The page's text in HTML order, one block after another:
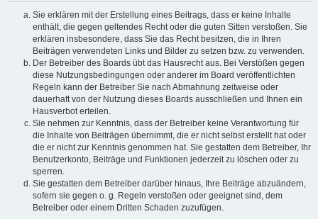
Sie erklären mit der Erstellung eines Beitrags, dass er keine Inhalte
enthält, die gegen geltendes Recht oder die guten Sitten verstoßen. Sie
erklären insbesondere, dass Sie das Recht besitzen, die in Ihren
Beiträgen verwendeten Links und Bilder zu setzen bzw. zu verwenden.
Der Betreiber des Boards übt das Hausrecht aus. Bei Verstößen gegen
diese Nutzungsbedingungen oder anderer im Board veröffentlichten
Regeln kann der Betreiber Sie nach Abmahnung zeitweise oder
dauerhaft von der Nutzung dieses Boards ausschließen und Ihnen ein
Hausverbot erteilen.
Sie nehmen zur Kenntnis, dass der Betreiber keine Verantwortung für
die Inhalte von Beiträgen übernimmt, die er nicht selbst erstellt hat oder
die er nicht zur Kenntnis genommen hat. Sie gestatten dem Betreiber, Ihr
Benutzerkonto, Beiträge und Funktionen jederzeit zu löschen oder zu
sperren.
Sie gestatten dem Betreiber darüber hinaus, Ihre Beiträge abzuändern,
sofern sie gegen o. g. Regeln verstoßen oder geeignet sind, dem
Betreiber oder einem Dritten Schaden zuzufügen.